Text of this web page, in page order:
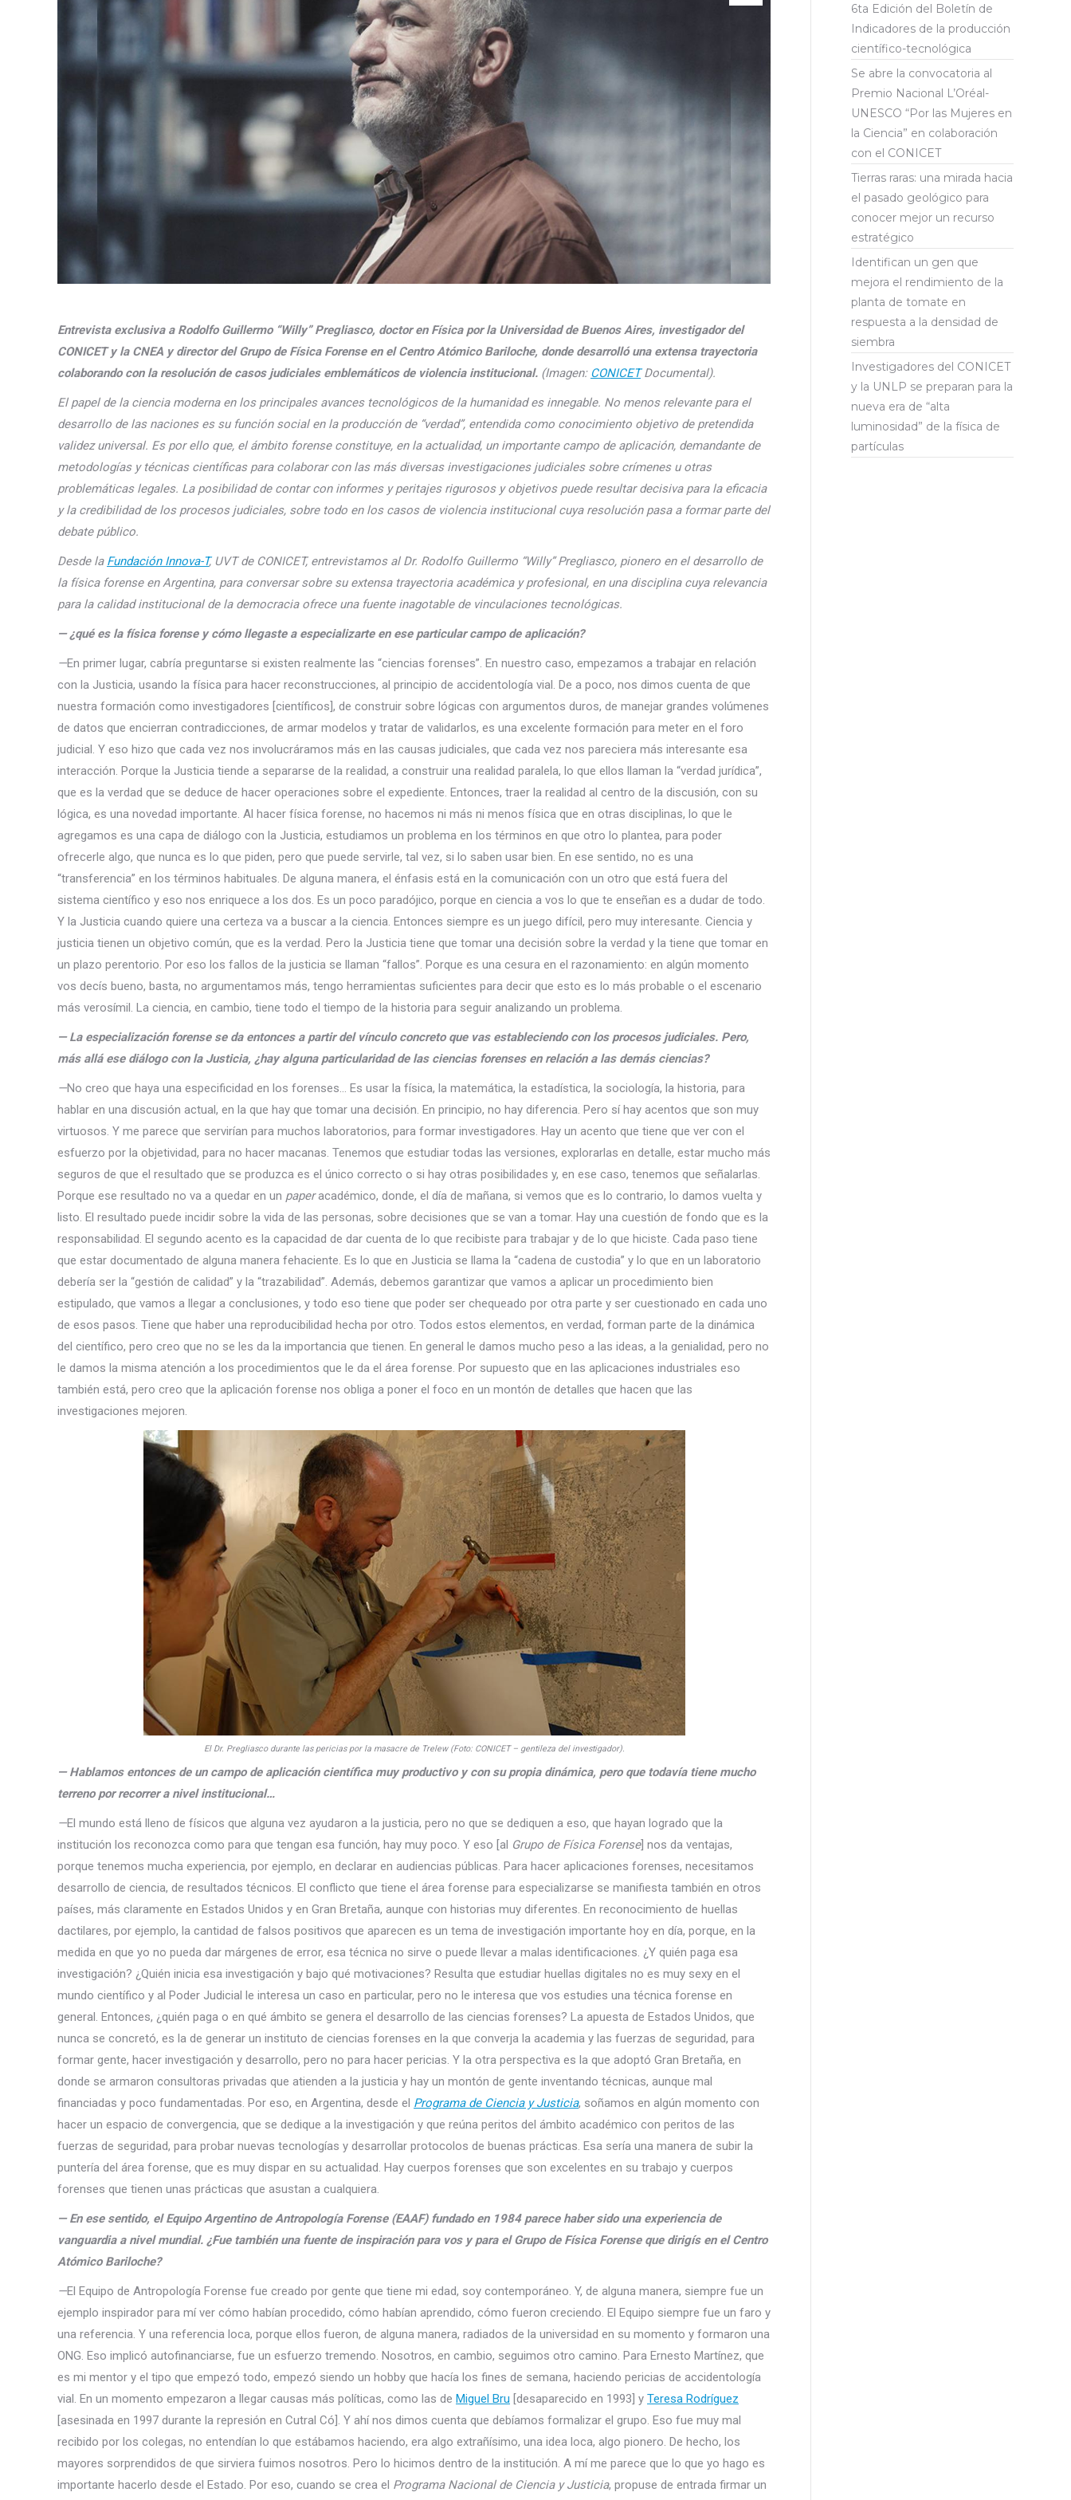
Entrevista exclusiva a Rodolfo Guillermo “Willy” Pregliasco, doctor en Física por la Universidad de Buenos Aires, investigador del
CONICET y la CNEA y director del Grupo de Física Forense en el Centro Atómico Bariloche, donde desarrolló una extensa trayectoria
colaborando con la resolución de casos judiciales emblemáticos de violencia institucional. (Imagen: CONICETDocumental).
El papel de la ciencia moderna en los principales avances tecnológicos de la humanidad es innegable. No menos relevante para el
desarrollo de las naciones es su función social en la producción de “verdad”, entendida como conocimiento objetivo de pretendida
validez universal. Es por ello que, el ámbito forense constituye, en la actualidad, un importante campo de aplicación, demandante de
metodologías y técnicas científicas para colaborar con las más diversas investigaciones judiciales sobre crímenes u otras
problemáticas legales. La posibilidad de contar con informes y peritajes rigurosos y objetivos puede resultar decisiva para la eficacia
y la credibilidad de los procesos judiciales, sobre todo en los casos de violencia institucional cuya resolución pasa a formar parte del
debate público.
Desde la Fundación Innova-T, UVT de CONICET, entrevistamos al Dr. Rodolfo Guillermo “Willy” Pregliasco, pionero en el desarrollo de
la física forense en Argentina, para conversar sobre su extensa trayectoria académica y profesional, en una disciplina cuya relevancia
para la calidad institucional de la democracia ofrece una fuente inagotable de vinculaciones tecnológicas.
— ¿qué es la física forense y cómo llegaste a especializarte en ese particular campo de aplicación?
—En primer lugar, cabría preguntarse si existen realmente las “ciencias forenses”. En nuestro caso, empezamos a trabajar en relación
con la Justicia, usando la física para hacer reconstrucciones, al principio de accidentología vial. De a poco, nos dimos cuenta de que
nuestra formación como investigadores [científicos], de construir sobre lógicas con argumentos duros, de manejar grandes volúmenes
de datos que encierran contradicciones, de armar modelos y tratar de validarlos, es una excelente formación para meter en el foro
judicial. Y eso hizo que cada vez nos involucráramos más en las causas judiciales, que cada vez nos pareciera más interesante esa
interacción. Porque la Justicia tiende a separarse de la realidad, a construir una realidad paralela, lo que ellos llaman la “verdad jurídica”,
que es la verdad que se deduce de hacer operaciones sobre el expediente. Entonces, traer la realidad al centro de la discusión, con su
lógica, es una novedad importante. Al hacer física forense, no hacemos ni más ni menos física que en otras disciplinas, lo que le
agregamos es una capa de diálogo con la Justicia, estudiamos un problema en los términos en que otro lo plantea, para poder
ofrecerle algo, que nunca es lo que piden, pero que puede servirle, tal vez, si lo saben usar bien. En ese sentido, no es una
“transferencia” en los términos habituales. De alguna manera, el énfasis está en la comunicación con un otro que está fuera del
sistema científico y eso nos enriquece a los dos. Es un poco paradójico, porque en ciencia a vos lo que te enseñan es a dudar de todo.
Y la Justicia cuando quiere una certeza va a buscar a la ciencia. Entonces siempre es un juego difícil, pero muy interesante. Ciencia y
justicia tienen un objetivo común, que es la verdad. Pero la Justicia tiene que tomar una decisión sobre la verdad y la tiene que tomar en
un plazo perentorio. Por eso los fallos de la justicia se llaman “fallos”. Porque es una cesura en el razonamiento: en algún momento
vos decís bueno, basta, no argumentamos más, tengo herramientas suficientes para decir que esto es lo más probable o el escenario
más verosímil. La ciencia, en cambio, tiene todo el tiempo de la historia para seguir analizando un problema.
— La especialización forense se da entonces a partir del vínculo concreto que vas estableciendo con los procesos judiciales. Pero,
más allá ese diálogo con la Justicia, ¿hay alguna particularidad de las ciencias forenses en relación a las demás ciencias?
—No creo que haya una especificidad en los forenses… Es usar la física, la matemática, la estadística, la sociología, la historia, para
hablar en una discusión actual, en la que hay que tomar una decisión. En principio, no hay diferencia. Pero sí hay acentos que son muy
virtuosos. Y me parece que servirían para muchos laboratorios, para formar investigadores. Hay un acento que tiene que ver con el
esfuerzo por la objetividad, para no hacer macanas. Tenemos que estudiar todas las versiones, explorarlas en detalle, estar mucho más
seguros de que el resultado que se produzca es el único correcto o si hay otras posibilidades y, en ese caso, tenemos que señalarlas.
Porque ese resultado no va a quedar en un paperacadémico, donde, el día de mañana, si vemos que es lo contrario, lo damos vuelta y
listo. El resultado puede incidir sobre la vida de las personas, sobre decisiones que se van a tomar. Hay una cuestión de fondo que es la
responsabilidad. El segundo acento es la capacidad de dar cuenta de lo que recibiste para trabajar y de lo que hiciste. Cada paso tiene
que estar documentado de alguna manera fehaciente. Es lo que en Justicia se llama la “cadena de custodia” y lo que en un laboratorio
debería ser la “gestión de calidad” y la “trazabilidad”. Además, debemos garantizar que vamos a aplicar un procedimiento bien
estipulado, que vamos a llegar a conclusiones, y todo eso tiene que poder ser chequeado por otra parte y ser cuestionado en cada uno
de esos pasos. Tiene que haber una reproducibilidad hecha por otro. Todos estos elementos, en verdad, forman parte de la dinámica
del científico, pero creo que no se les da la importancia que tienen. En general le damos mucho peso a las ideas, a la genialidad, pero no
le damos la misma atención a los procedimientos que le da el área forense. Por supuesto que en las aplicaciones industriales eso
también está, pero creo que la aplicación forense nos obliga a poner el foco en un montón de detalles que hacen que las
investigaciones mejoren.
El Dr. Pregliasco durante las pericias por la masacre de Trelew (Foto: CONICET – gentileza del investigador).
— Hablamos entonces de un campo de aplicación científica muy productivo y con su propia dinámica, pero que todavía tiene mucho
terreno por recorrer a nivel institucional…
—El mundo está lleno de físicos que alguna vez ayudaron a la justicia, pero no que se dediquen a eso, que hayan logrado que la
institución los reconozca como para que tengan esa función, hay muy poco. Y eso [al Grupo de Física Forense] nos da ventajas,
porque tenemos mucha experiencia, por ejemplo, en declarar en audiencias públicas. Para hacer aplicaciones forenses, necesitamos
desarrollo de ciencia, de resultados técnicos. El conflicto que tiene el área forense para especializarse se manifiesta también en otros
países, más claramente en Estados Unidos y en Gran Bretaña, aunque con historias muy diferentes. En reconocimiento de huellas
dactilares, por ejemplo, la cantidad de falsos positivos que aparecen es un tema de investigación importante hoy en día, porque, en la
medida en que yo no pueda dar márgenes de error, esa técnica no sirve o puede llevar a malas identificaciones. ¿Y quién paga esa
investigación? ¿Quién inicia esa investigación y bajo qué motivaciones? Resulta que estudiar huellas digitales no es muy sexy en el
mundo científico y al Poder Judicial le interesa un caso en particular, pero no le interesa que vos estudies una técnica forense en
general. Entonces, ¿quién paga o en qué ámbito se genera el desarrollo de las ciencias forenses? La apuesta de Estados Unidos, que
nunca se concretó, es la de generar un instituto de ciencias forenses en la que converja la academia y las fuerzas de seguridad, para
formar gente, hacer investigación y desarrollo, pero no para hacer pericias. Y la otra perspectiva es la que adoptó Gran Bretaña, en
donde se armaron consultoras privadas que atienden a la justicia y hay un montón de gente inventando técnicas, aunque mal
financiadas y poco fundamentadas. Por eso, en Argentina, desde el Programa de Ciencia y Justicia, soñamos en algún momento con
hacer un espacio de convergencia, que se dedique a la investigación y que reúna peritos del ámbito académico con peritos de las
fuerzas de seguridad, para probar nuevas tecnologías y desarrollar protocolos de buenas prácticas. Esa sería una manera de subir la
puntería del área forense, que es muy dispar en su actualidad. Hay cuerpos forenses que son excelentes en su trabajo y cuerpos
forenses que tienen unas prácticas que asustan a cualquiera.
—En ese sentido, el Equipo Argentino de Antropología Forense (EAAF) fundado en 1984 parece haber sido una experiencia de
vanguardia a nivel mundial. ¿Fue también una fuente de inspiración para vos y para el Grupo de Física Forense que dirigís en el Centro
Atómico Bariloche?
—El Equipo de Antropología Forense fue creado por gente que tiene mi edad, soy contemporáneo. Y, de alguna manera, siempre fue un
ejemplo inspirador para mí ver cómo habían procedido, cómo habían aprendido, cómo fueron creciendo. El Equipo siempre fue un faro y
una referencia. Y una referencia loca, porque ellos fueron, de alguna manera, radiados de la universidad en su momento y formaron una
ONG. Eso implicó autofinanciarse, fue un esfuerzo tremendo. Nosotros, en cambio, seguimos otro camino. Para Ernesto Martínez, que
es mi mentor y el tipo que empezó todo, empezó siendo un hobby que hacía los fines de semana, haciendo pericias de accidentología
vial. En un momento empezaron a llegar causas más políticas, como las de Miguel Bru [desaparecido en 1993] y Teresa Rodríguez
[asesinada en 1997 durante la represión en Cutral Có]. Y ahí nos dimos cuenta que debíamos formalizar el grupo. Eso fue muy mal
recibido por los colegas, no entendían lo que estábamos haciendo, era algo extrañísimo, una idea loca, algo pionero. De hecho, los
mayores sorprendidos de que sirviera fuimos nosotros. Pero lo hicimos dentro de la institución. A mí me parece que lo que yo hago es
importante hacerlo desde el Estado. Por eso, cuando se crea el Programa Nacional de Ciencia y Justicia, propuse de entrada firmar un
6ta Edición del Boletín de
Indicadores de la producción
científico-tecnológica
Se abre la convocatoria al
Premio Nacional L’Oréal-
UNESCO “Por las Mujeres en
la Ciencia” en colaboración
con el CONICET
Tierras raras: una mirada hacia
el pasado geológico para
conocer mejor un recurso
estratégico
Identifican un gen que
mejora el rendimiento de la
planta de tomate en
respuesta a la densidad de
siembra
Investigadores del CONICET
y la UNLP se preparan para la
nueva era de “alta
luminosidad” de la física de
partículas